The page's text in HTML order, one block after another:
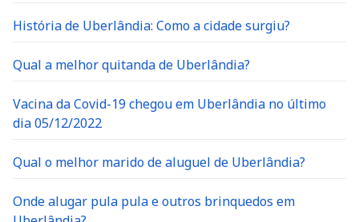
História de Uberlândia: Como a cidade surgiu?
Qual a melhor quitanda de Uberlândia?
Vacina da Covid-19 chegou em Uberlândia no último
dia 05/12/2022
Qual o melhor marido de aluguel de Uberlândia?
Onde alugar pula pula e outros brinquedos em
Uberlândia?